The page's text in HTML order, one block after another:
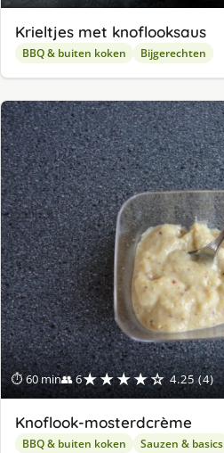
Krieltjes met knoflooksaus
BBQ & buiten koken Bijgerechten
⏱ 60 min👥 6★★★★☆ 4.25 (4)
Knoflook-mosterdcrème
BBQ & buiten koken Sauzen & basics